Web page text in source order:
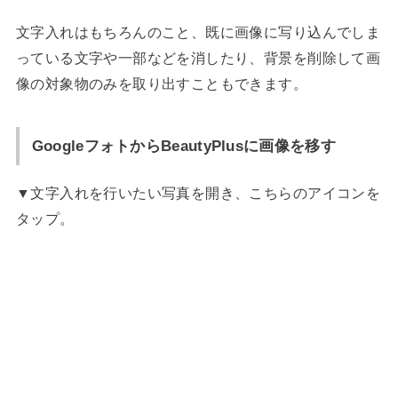
文字入れはもちろんのこと、既に画像に写り込んでしま
っている文字や一部などを消したり、背景を削除して画
像の対象物のみを取り出すこともできます。
GoogleフォトからBeautyPlusに画像を移す
▼文字入れを行いたい写真を開き、こちらのアイコンを
タップ。